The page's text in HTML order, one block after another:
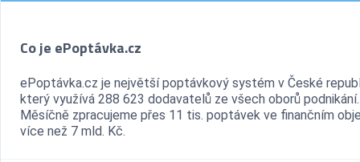
Co je ePoptávka.cz
ePoptávka.cz je největší poptávkový systém v České
který využívá 288 623 dodavatelů ze všech oborů podnikání.
Měsíčně zpracujeme přes 11 tis. poptávek ve finančním
více než 7 mld. Kč.